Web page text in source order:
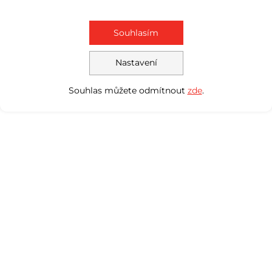
Nastavení
Souhlasím
Souhlas můžete odmítnout zde.